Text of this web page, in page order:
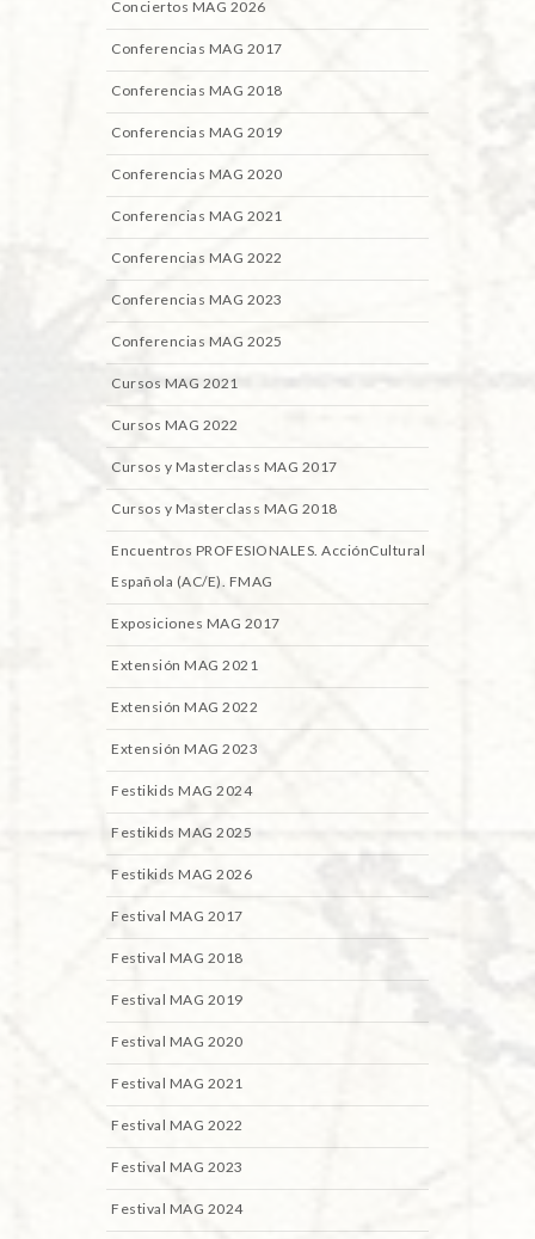
Conciertos MAG 2026
Conferencias MAG 2017
Conferencias MAG 2018
Conferencias MAG 2019
Conferencias MAG 2020
Conferencias MAG 2021
Conferencias MAG 2022
Conferencias MAG 2023
Conferencias MAG 2025
Cursos MAG 2021
Cursos MAG 2022
Cursos y Masterclass MAG 2017
Cursos y Masterclass MAG 2018
Encuentros PROFESIONALES. AcciónCultural
Española (AC/E). FMAG
Exposiciones MAG 2017
Extensión MAG 2021
Extensión MAG 2022
Extensión MAG 2023
Festikids MAG 2024
Festikids MAG 2025
Festikids MAG 2026
Festival MAG 2017
Festival MAG 2018
Festival MAG 2019
Festival MAG 2020
Festival MAG 2021
Festival MAG 2022
Festival MAG 2023
Festival MAG 2024